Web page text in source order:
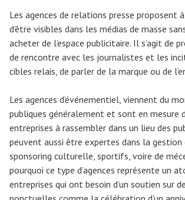
Les agences de relations presse proposent
d’être visibles dans les médias de masse
acheter de l’espace publicitaire. Il s’agit de
de rencontre avec les journalistes et les
cibles relais, de parler de la marque ou de
Les agences d’événementiel, viennent du
publiques généralement et sont en mesure
entreprises à rassembler dans un lieu des
peuvent aussi être expertes dans la gestion
sponsoring culturelle, sportifs, voire de
pourquoi ce type d’agences représente un
entreprises qui ont besoin d’un soutien sur